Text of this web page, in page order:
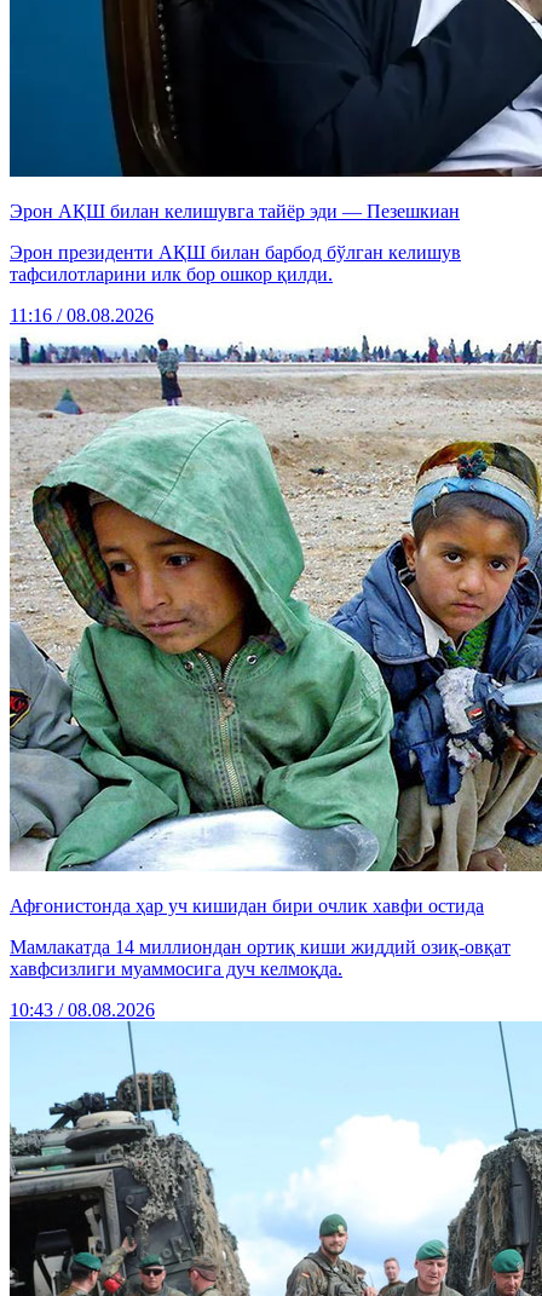
Эрон АҚШ билан келишувга тайёр эди — Пезешкиан
Эрон президенти АҚШ билан барбод бўлган келишув
тафсилотларини илк бор ошкор қилди.
11:16 / 08.08.2026
Афғонистонда ҳар уч кишидан бири очлик хавфи остида
Мамлакатда 14 миллиондан ортиқ киши жиддий озиқ-овқат
хавфсизлиги муаммосига дуч келмоқда.
10:43 / 08.08.2026